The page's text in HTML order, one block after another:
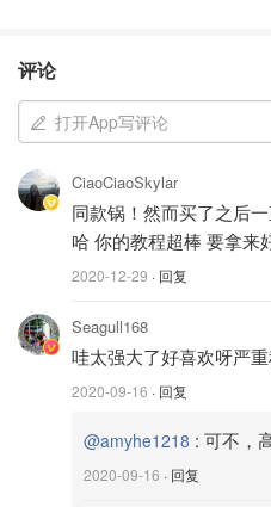
评论
打开App写评论
CiaoCiaoSkylar
同款锅！然而买了之后
哈 你的教程超棒 要拿来
2020-12-29 · 回复
Seagull168
哇太强大了好喜欢呀严重
2020-09-16 · 回复
@amyhe1218 : 可不，
2020-09-16 · 回复